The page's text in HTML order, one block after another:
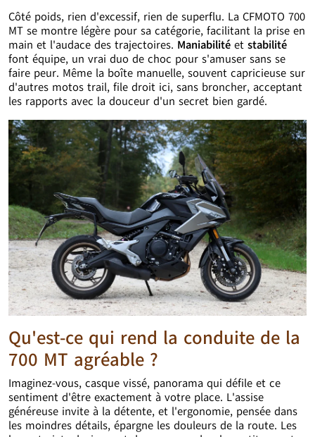
Côté poids, rien d'excessif, rien de superflu. La CFMOTO 700
MT se montre légère pour sa catégorie, facilitant la prise en
main et l'audace des trajectoires. Maniabilité et stabilité
font équipe, un vrai duo de choc pour s'amuser sans se
faire peur. Même la boîte manuelle, souvent capricieuse sur
d'autres motos trail, file droit ici, sans broncher, acceptant
les rapports avec la douceur d'un secret bien gardé.
Qu'est-ce qui rend la conduite de la
700 MT agréable ?
Imaginez-vous, casque vissé, panorama qui défile et ce
sentiment d'être exactement à votre place. L'assise
généreuse invite à la détente, et l'ergonomie, pensée dans
les moindres détails, épargne les douleurs de la route. Les